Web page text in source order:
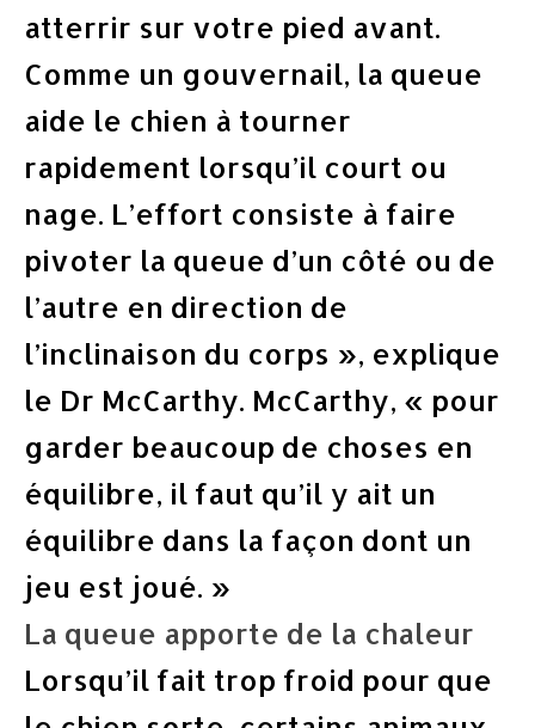
atterrir sur votre pied avant.
Comme un gouvernail, la queue
aide le chien à tourner
rapidement lorsqu’il court ou
nage. L’effort consiste à faire
pivoter la queue d’un côté ou de
l’autre en direction de
l’inclinaison du corps », explique
le Dr McCarthy. McCarthy, « pour
garder beaucoup de choses en
équilibre, il faut qu’il y ait un
équilibre dans la façon dont un
jeu est joué. »
La queue apporte de la chaleur
Lorsqu’il fait trop froid pour que